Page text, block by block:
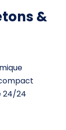
&
24/24